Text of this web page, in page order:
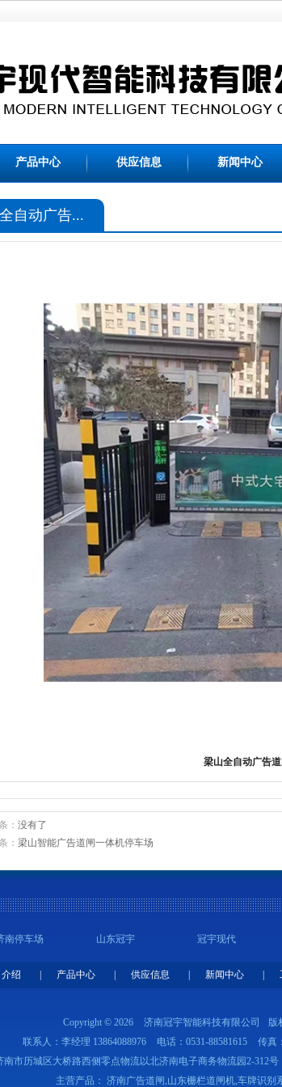
产品中心 供应信息 新闻中心
全自动广告...
梁山全自动广告
： 没有了
： 梁山智能广告道闸一体机停车场
南停车场 山东冠宇 冠宇现代
绍 产品中心 供应信息 新闻中心
Copyright © 2026 济南冠宇智能科技有限公司
版
联系人：李经理 13864088976
电话：0531-88581615
传真
南市历城区大桥路西侧零点物流以北济南电子商务物流园2-312号
主营产品： 济南广告道闸,山东栅栏道闸机,车牌识别